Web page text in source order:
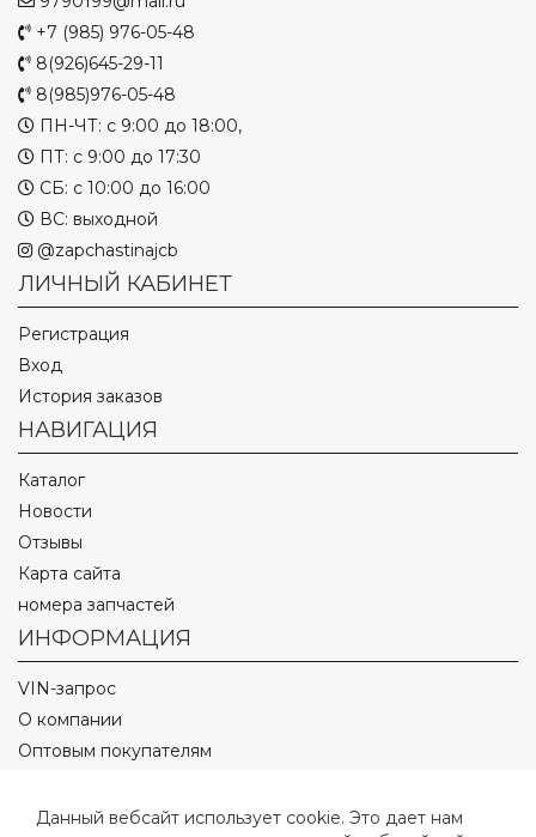
Данный вебсайт использует cookie. Это дает нам
+7 (985) 976-05-48
8(926)645-29-11
8(985)976-05-48
ПН-ЧТ: с 9:00 до 18:00,
ПТ: с 9:00 до 17:30
СБ: с 10:00 до 16:00
ВС: выходной
@zapchastinajcb
ЛИЧНЫЙ КАБИНЕТ
Регистрация
Вход
История заказов
НАВИГАЦИЯ
Каталог
Новости
Отзывы
Карта сайта
номера запчастей
ИНФОРМАЦИЯ
VIN-запрос
О компании
Оптовым покупателям
Полезные статьи